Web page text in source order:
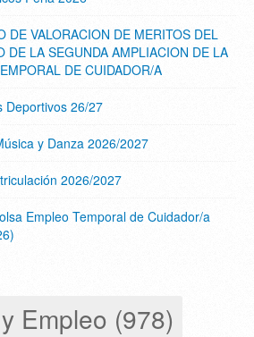
DE VALORACION DE MERITOS DEL
DE LA SEGUNDA AMPLIACION DE LA
DE CUIDADOR/A
Deportivos 26/27
y Danza 2026/2027
2026/2027
Empleo Temporal de Cuidador/a
Empleo (978)